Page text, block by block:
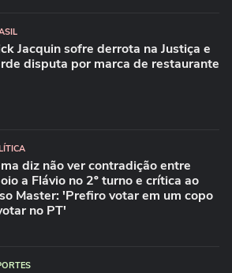
Jacquin sofre derrota na Justiça e
disputa por marca de restaurante
diz não ver contradição entre
a Flávio no 2º turno e crítica ao
Master: 'Prefiro votar em um copo
no PT'